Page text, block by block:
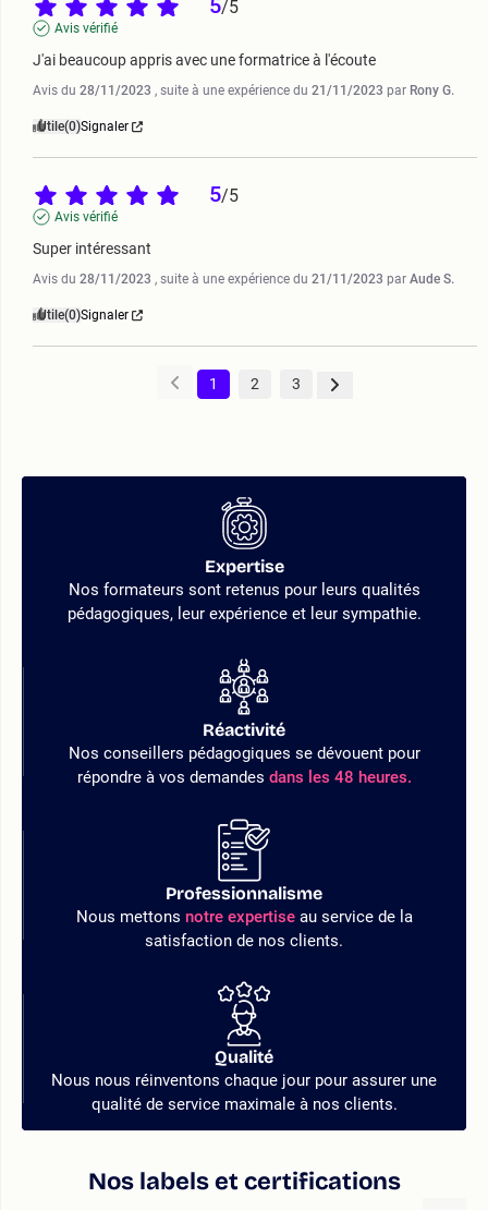
5/5
Avis vérifié
J'ai beaucoup appris avec une formatrice à l'écoute
Avis du 28/11/2023 , suite à une expérience du 21/11/2023 par Rony G.
Utile(0)Signaler
5/5
Avis vérifié
Super intéressant
Avis du 28/11/2023 , suite à une expérience du 21/11/2023 par Aude S.
Utile(0)Signaler
1 2 3
Expertise
Nos formateurs sont retenus pour leurs qualités
pédagogiques, leur expérience et leur sympathie.
Réactivité
Nos conseillers pédagogiques se dévouent pour
répondre à vos demandes dans les 48 heures.
Professionnalisme
Nous mettons notre expertiseau service de la
satisfaction de nos clients.
Qualité
Nous nous réinventons chaque jour pour assurer une
qualité de service maximale à nos clients.
Nos labels et certifications